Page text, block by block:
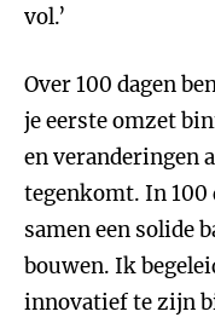
vol.’
Over 100 dagen
je eerste omzet
en veranderingen
tegenkomt. In 100
samen een solide
bouwen. Ik
innovatief te zijn